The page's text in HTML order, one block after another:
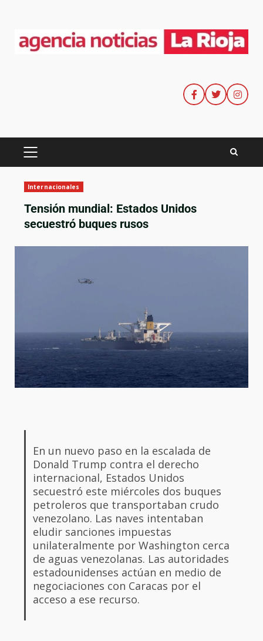
Internacionales
Tensión mundial: Estados Unidos
secuestró buques rusos
En un nuevo paso en la escalada de
Donald Trump contra el derecho
internacional, Estados Unidos
secuestró este miércoles dos buques
petroleros que transportaban crudo
venezolano. Las naves intentaban
eludir sanciones impuestas
unilateralmente por Washington cerca
de aguas venezolanas. Las autoridades
estadounidenses actúan en medio de
negociaciones con Caracas por el
acceso a ese recurso.